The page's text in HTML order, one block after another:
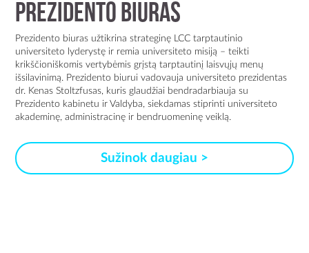
Prezidento biuras
Prezidento biuras užtikrina strateginę LCC tarptautinio
universiteto lyderystę ir remia universiteto misiją – teikti
krikščioniškomis vertybėmis grįstą tarptautinį laisvųjų menų
išsilavinimą. Prezidento biurui vadovauja universiteto prezidentas
dr. Kenas Stoltzfusas, kuris glaudžiai bendradarbiauja su
Prezidento kabinetu ir Valdyba, siekdamas stiprinti universiteto
akademinę, administracinę ir bendruomeninę veiklą.
Sužinok daugiau >